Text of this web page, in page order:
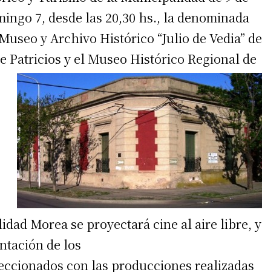
7, desde las 20,30 hs., la denominada
y Archivo Histórico “Julio de Vedia” de
Patricios y el Museo Histórico Regional de
Morea se proyectará cine al aire libre, y
de los
con las producciones realizadas